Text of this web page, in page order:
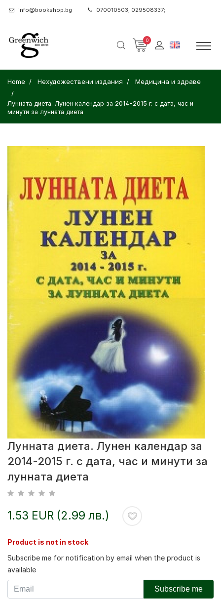
info@bookshop.bg 070010503; 029508337;
0
Home Нехудожествени издания Медицина и здраве
Лунната диета. Лунен календар за 2014-2015 г. с дата, час и
минути за лунната диета
Лунната диета. Лунен календар за
2014-2015 г. с дата, час и минути за
лунната диета
1.53 EUR (2.99 лв.)
Product is not in stock
Subscribe me for notification by email when the product is
available
Subscribe me